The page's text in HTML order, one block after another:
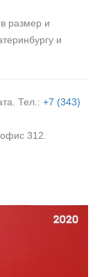
размер и
и
Тел.: +7 (343)
312.